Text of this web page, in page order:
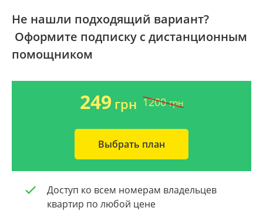
Чайки
Ворзель
Борисполь
Дом 1990-1999 года
Дом 2000-2009 года
Новострой
Общая площадь квартиры
Не нашли подходящий вариант?
Оформите подписку с дистанционным
помощником
249 грн 1200 грн
Выбрать план
Доступ ко всем номерам владельцев
квартир по любой цене